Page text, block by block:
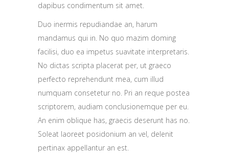
dapibus condimentum sit amet.
Duo inermis repudiandae an, harum
mandamus qui in. No quo mazim doming
facilisi, duo ea impetus suavitate interpretaris.
No dictas scripta placerat per, ut graeco
perfecto reprehendunt mea, cum illud
numquam consetetur no. Pri an reque postea
scriptorem, audiam conclusionemque per eu.
An enim oblique has, graecis deserunt has no.
Soleat laoreet posidonium an vel, delenit
pertinax appellantur an est.